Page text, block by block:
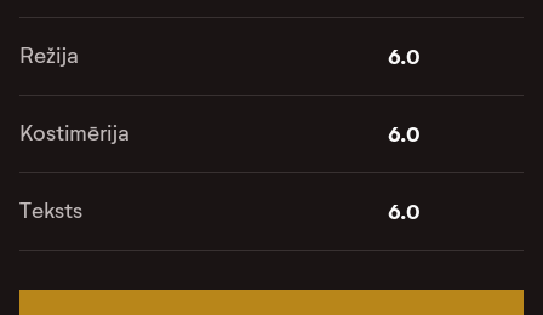
Režija 6.0
Kostimērija 6.0
Teksts 6.0